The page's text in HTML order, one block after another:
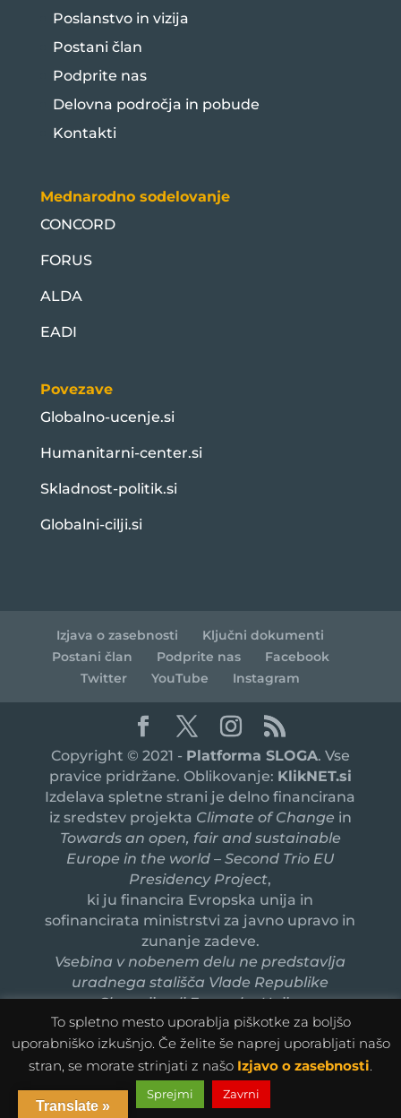
Poslanstvo in vizija
Postani član
Podprite nas
Delovna področja in pobude
Kontakti
Mednarodno sodelovanje
CONCORD
FORUS
ALDA
EADI
Povezave
Globalno-ucenje.si
Humanitarni-center.si
Skladnost-politik.si
Globalni-cilji.si
Izjava o zasebnosti
Ključni dokumenti
Postani član
Podprite nas
Facebook
Twitter
YouTube Instagram
Copyright © 2021 - Platforma SLOGA. Vse
pravice pridržane. Oblikovanje: KlikNET.si
Izdelava spletne strani je delno financirana
iz sredstev projekta Climate of Change in
Towards an open, fair and sustainable
Europe in the world – Second Trio EU
Presidency Project,
ki ju financira Evropska unija in
sofinancirata ministrstvi za javno upravo in
zunanje zadeve.
Vsebina v nobenem delu ne predstavlja
uradnega stališča Vlade Republike
Slovenije ali Evropske Unije.
To spletno mesto uporablja piškotke za boljšo
uporabniško izkušnjo. Če želite še naprej uporabljati našo
stran, se morate strinjati z našo Izjavo o zasebnosti.
Sprejmi Zavrni
Translate »